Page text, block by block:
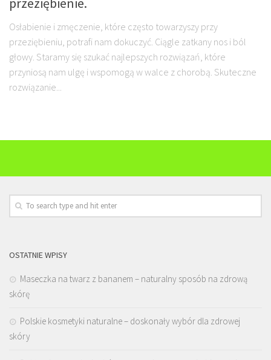
Osłabienie i zmęczenie, które często towarzyszy przy
przeziębieniu, potrafi nam dokuczyć. Ciągle zatkany nos i ból
głowy. Staramy się szukać najlepszych rozwiązań, które
przyniosą nam ulgę i wspomogą w walce z chorobą. Skuteczne
rozwiązanie...
OSTATNIE WPISY
Maseczka na twarz z bananem – naturalny sposób na zdrową
skórę
Polskie kosmetyki naturalne – doskonały wybór dla zdrowej
skóry